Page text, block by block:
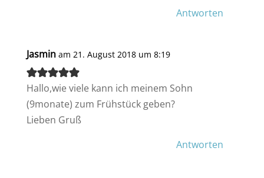
Antworten
Jasmin am 21. August 2018 um 8:19
Hallo,wie viele kann ich meinem Sohn
(9monate) zum Frühstück geben?
Lieben Gruß
Antworten